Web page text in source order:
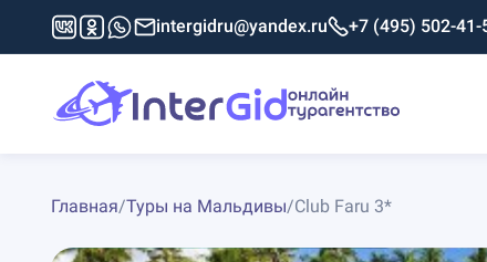
intergidru@yandex.ru +7 (495) 502-41-
Главная/Туры на Мальдивы/Club Faru 3*